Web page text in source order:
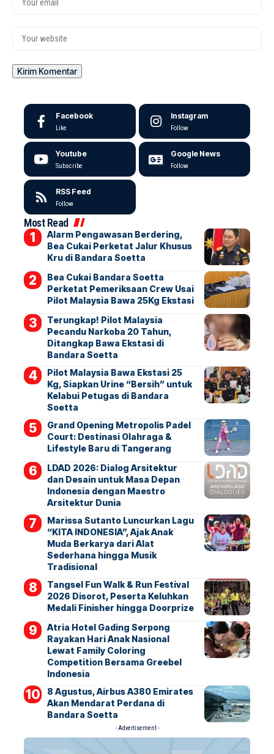
Facebook
Like
Instagram
Follow
Youtube
Subscribe
Google News
Follow
RSS Feed
Follow
Most Read
Alarm Pengawasan Berdering,
Bea Cukai Perketat Jalur Khusus
Kru di Bandara Soetta
Bea Cukai Bandara Soetta
Perketat Pemeriksaan Crew Usai
Pilot Malaysia Bawa 25Kg Ekstasi
Terungkap! Pilot Malaysia
Pecandu Narkoba 20 Tahun,
Ditangkap Bawa Ekstasi di
Bandara Soetta
Pilot Malaysia Bawa Ekstasi 25
Kg, Siapkan Urine “Bersih” untuk
Kelabui Petugas di Bandara
Soetta
Grand Opening Metropolis Padel
Court: Destinasi Olahraga &
Lifestyle Baru di Tangerang
LDAD 2026: Dialog Arsitektur
dan Desain untuk Masa Depan
Indonesia dengan Maestro
Arsitektur Dunia
Marissa Sutanto Luncurkan Lagu
“KITA INDONESIA”, Ajak Anak
Muda Berkarya dari Alat
Sederhana hingga Musik
Tradisional
Tangsel Fun Walk & Run Festival
2026 Disorot, Peserta Keluhkan
Medali Finisher hingga Doorprize
Atria Hotel Gading Serpong
Rayakan Hari Anak Nasional
Lewat Family Coloring
Competition Bersama Greebel
Indonesia
8 Agustus, Airbus A380 Emirates
Akan Mendarat Perdana di
Bandara Soetta
- Advertisement -